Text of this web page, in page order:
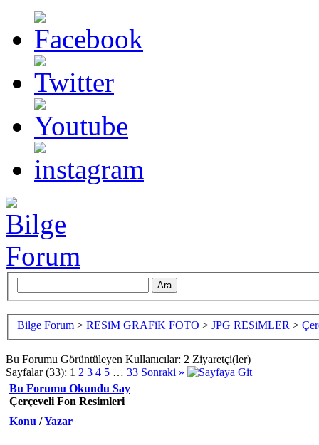
Bilge Forum > RESiM GRAFiK FOTO > JPG RESiMLER >
Bu Forumu Görüntüleyen Kullanıcılar: 2 Ziyaretçi(ler)
Sayfalar (33): 1 2 3 4 5 … 33 Sonraki »
Bu Forumu Okundu Say
Çerçeveli Fon Resimleri
Konu /Yazar